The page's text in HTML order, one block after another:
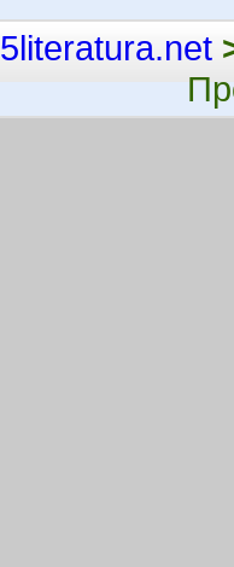
5literatura.net